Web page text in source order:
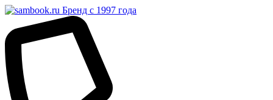
Бренд с 1997 года